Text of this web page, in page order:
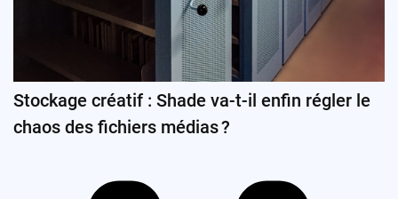
Stockage créatif : Shade va-t-il enfin régler le
chaos des fichiers médias ?